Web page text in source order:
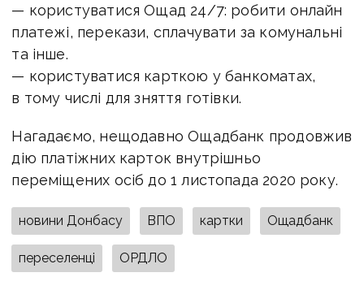
— користуватися Ощад 24/7: робити онлайн
платежі, перекази, сплачувати за комунальні
та інше.
— користуватися карткою у банкоматах,
в тому числі для зняття готівки.
Нагадаємо, нещодавно Ощадбанк продовжив
дію платіжних карток внутрішньо
переміщених осіб до 1 листопада 2020 року.
новини Донбасу ВПО картки Ощадбанк
переселенці ОРДЛО